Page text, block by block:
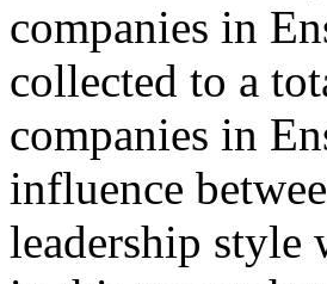
companies in
collected to a
companies in
influence
leadership style